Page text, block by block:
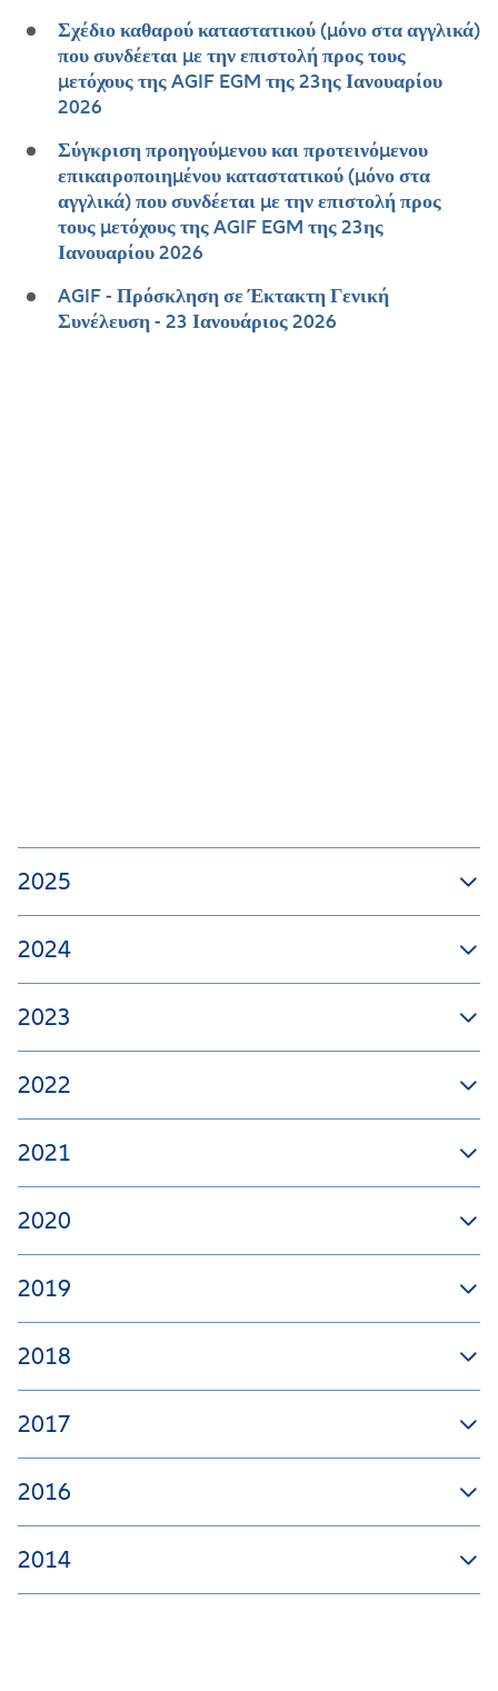
Σχέδιο καθαρού καταστατικού (μόνο στα αγγλικά)
που συνδέεται με την επιστολή προς τους
μετόχους της AGIF EGM της 23ης Ιανουαρίου
2026
Σύγκριση προηγούμενου και προτεινόμενου
επικαιροποιημένου καταστατικού (μόνο στα
αγγλικά) που συνδέεται με την επιστολή προς
τους μετόχους της AGIF EGM της 23ης
Ιανουαρίου 2026
AGIF - Πρόσκληση σε Έκτακτη Γενική
Συνέλευση - 23 Ιανουάριος 2026
2025
2024
2023
2022
2021
2020
2019
2018
2017
2016
2014